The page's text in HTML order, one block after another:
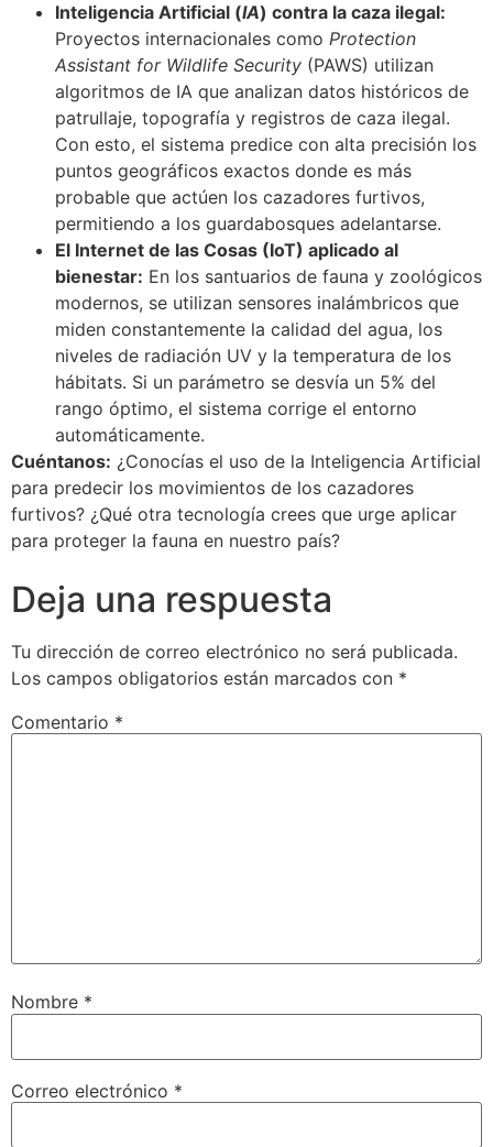
Inteligencia Artificial (IA) contra la caza ilegal:
Proyectos internacionales como Protection
Assistant for Wildlife Security (PAWS) utilizan
algoritmos de IA que analizan datos históricos de
patrullaje, topografía y registros de caza ilegal.
Con esto, el sistema predice con alta precisión los
puntos geográficos exactos donde es más
probable que actúen los cazadores furtivos,
permitiendo a los guardabosques adelantarse.
El Internet de las Cosas (IoT) aplicado al
bienestar: En los santuarios de fauna y zoológicos
modernos, se utilizan sensores inalámbricos que
miden constantemente la calidad del agua, los
niveles de radiación UV y la temperatura de los
hábitats. Si un parámetro se desvía un 5% del
rango óptimo, el sistema corrige el entorno
automáticamente.
Cuéntanos: ¿Conocías el uso de la Inteligencia Artificial
para predecir los movimientos de los cazadores
furtivos? ¿Qué otra tecnología crees que urge aplicar
para proteger la fauna en nuestro país?
Deja una respuesta
Tu dirección de correo electrónico no será publicada.
Los campos obligatorios están marcados con *
Comentario *
Nombre *
Correo electrónico *